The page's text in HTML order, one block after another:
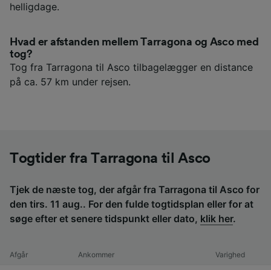
helligdage.
Hvad er afstanden mellem Tarragona og Asco med
tog?
Tog fra Tarragona til Asco tilbagelægger en distance
på ca. 57 km under rejsen.
Togtider fra Tarragona til Asco
Tjek de næste tog, der afgår fra Tarragona til Asco for
den tirs. 11 aug.. For den fulde togtidsplan eller for at
søge efter et senere tidspunkt eller dato, klik her.
Afgår Ankommer Varighed